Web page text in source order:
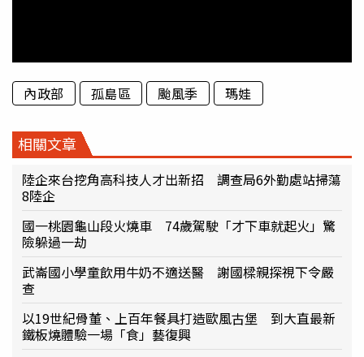
內政部 孤島區 颱風季 瑪娃
相關文章
陸企來台挖角高科技人才出新招 調查局6外勤處站掃蕩
8陸企
國一桃園龜山段火燒車 74歲駕駛「才下車就起火」驚
險躲過一劫
武崙國小學童飲用牛奶不適送醫 謝國樑親探視下令嚴
查
以19世紀骨董、上百年餐具打造歐風古堡 到大直最新
鐵板燒體驗一場「食」藝復興